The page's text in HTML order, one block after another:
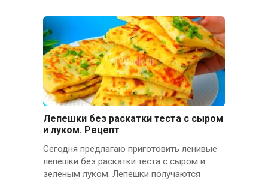
Лепешки без раскатки теста с сыром
и луком. Рецепт
Сегодня предлагаю приготовить ленивые
лепешки без раскатки теста с сыром и
зеленым луком. Лепешки получаются